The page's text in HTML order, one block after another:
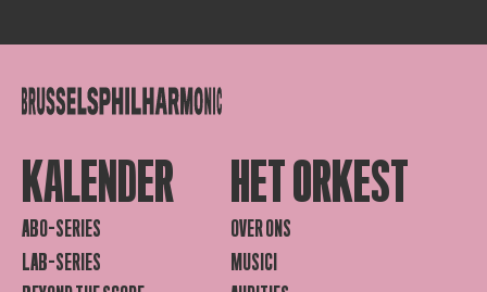
KALENDER
ABO-SERIES
LAB-SERIES
HET ORKEST
OVER ONS
MUSICI